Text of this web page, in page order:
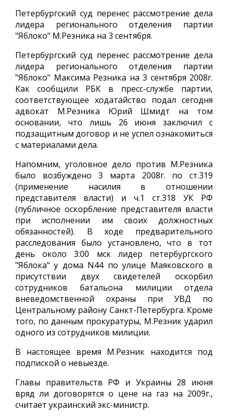
Петербургский суд перенес рассмотрение дела
лидера регионального отделения партии
"Яблоко" М.Резника на 3 сентября.
Петербургский суд перенес рассмотрение дела
лидера регионального отделения партии
"Яблоко" Максима Резника на 3 сентября 2008г.
Как сообщили РБК в пресс-службе партии,
соответствующее ходатайство подал сегодня
адвокат М.Резника Юрий Шмидт на том
основании, что лишь 26 июня заключил с
подзащитным договор и не успел ознакомиться
с материалами дела.
Напомним, уголовное дело против М.Резника
было возбуждено 3 марта 2008г. по ст.319
(применение насилия в отношении
представителя власти) и ч.1 ст.318 УК РФ
(публичное оскорбление представителя власти
при исполнении им своих должностных
обязанностей). В ходе предварительного
расследования было установлено, что в тот
день около 3:00 мск лидер петербургского
"Яблока" у дома N44 по улице Маяковского в
присутствии двух свидетелей оскорбил
сотрудников батальона милиции отдела
вневедомственной охраны при УВД по
Центральному району Санкт-Петербурга. Кроме
того, по данным прокуратуры, М.Резник ударил
одного из сотрудников милиции.
В настоящее время М.Резник находится под
подпиской о невыезде.
Главы правительств РФ и Украины 28 июня
вряд ли договорятся о цене на газ на 2009г.,
считает украинский экс-министр.